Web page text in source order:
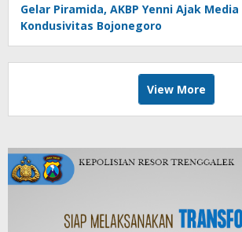
Gelar Piramida, AKBP Yenni Ajak
Kondusivitas Bojonegoro
View More